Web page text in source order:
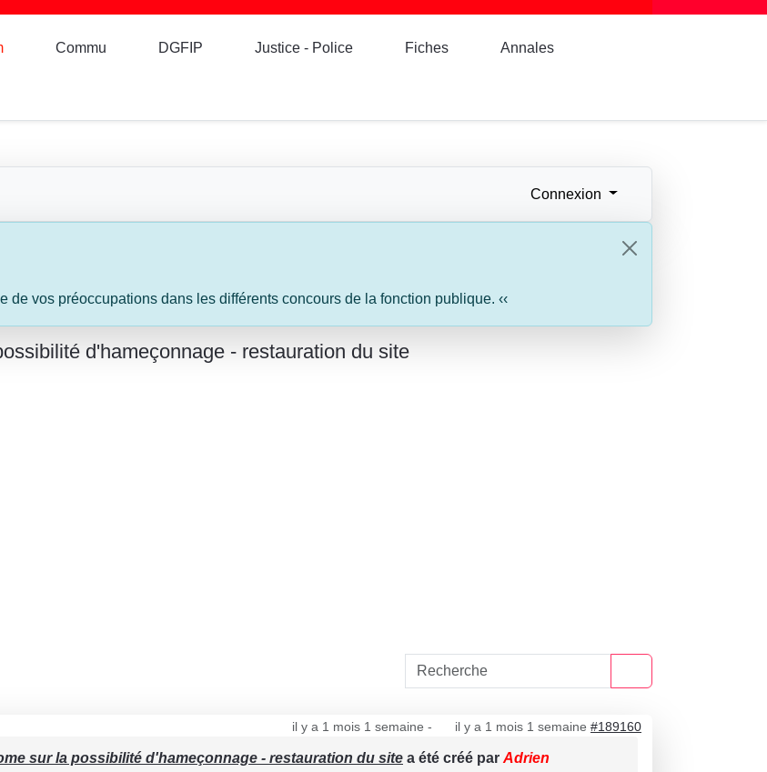
Commu DGFIP Justice - Police Fiches Annales
Connexion
de vos préoccupations dans les différents concours de la fonction publique. ‹‹
d'hameçonnage - restauration du site
il y a 1 mois 1 semaine - il y a 1 mois 1 semaine #189160
sur la possibilité d'hameçonnage - restauration du site a été créé par Adrien